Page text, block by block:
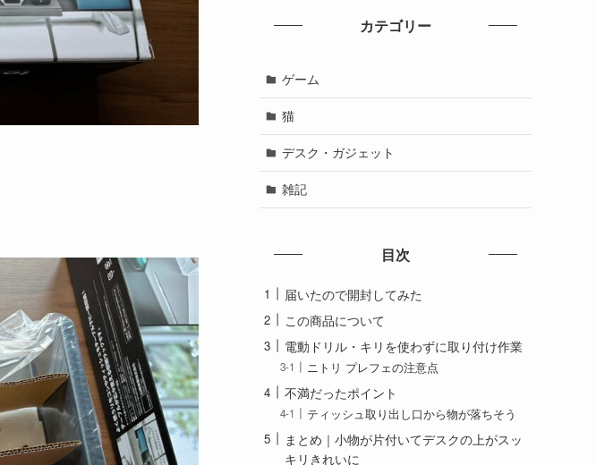
カテゴリー
ゲーム
猫
デスク・ガジェット
雑記
目次
届いたので開封してみた
この商品について
電動ドリル・キリを使わずに取り付け作業
ニトリ プレフェの注意点
不満だったポイント
ティッシュ取り出し口から物が落ちそう
まとめ｜小物が片付いてデスクの上がスッ
キリきれいに